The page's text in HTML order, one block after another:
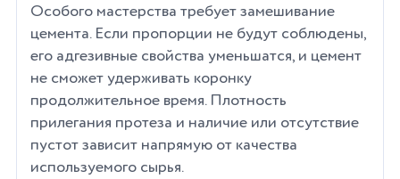
Особого мастерства требует замешивание
цемента. Если пропорции не будут соблюдены,
его адгезивные свойства уменьшатся, и цемент
не сможет удерживать коронку
продолжительное время. Плотность
прилегания протеза и наличие или отсутствие
пустот зависит напрямую от качества
используемого сырья.